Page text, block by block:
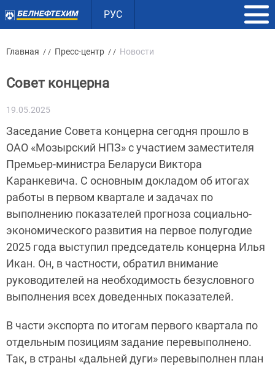
РУС
Главная / / Пресс-центр / / Новости
Совет концерна
19.05.2025
Заседание Совета концерна сегодня прошло в
ОАО «Мозырский НПЗ» с участием заместителя
Премьер-министра Беларуси Виктора
Каранкевича. С основным докладом об итогах
работы в первом квартале и задачах по
выполнению показателей прогноза социально-
экономического развития на первое полугодие
2025 года выступил председатель концерна Илья
Икан. Он, в частности, обратил внимание
руководителей на необходимость безусловного
выполнения всех доведенных показателей.
В части экспорта по итогам первого квартала по
отдельным позициям задание перевыполнено.
Так, в страны «дальней дуги» перевыполнен план